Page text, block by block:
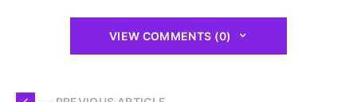
VIEW COMMENTS (0)